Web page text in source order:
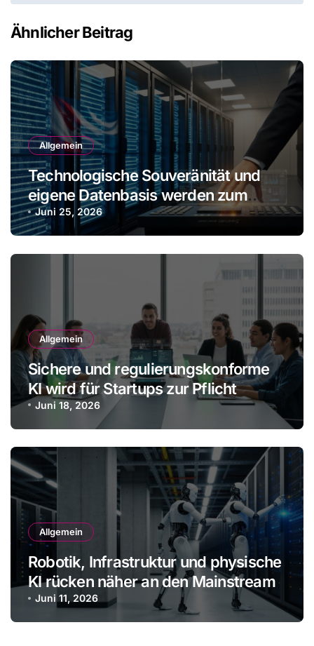
Ähnlicher Beitrag
Allgemein
Technologische Souveränität und
eigene Datenbasis werden zum
Wettbewerbsvorteil
Juni 25, 2026
Allgemein
Sichere und regulierungskonforme
KI wird für Startups zur Pflicht
Juni 18, 2026
Allgemein
Robotik, Infrastruktur und physische
KI rücken näher an den Mainstream
Juni 11, 2026